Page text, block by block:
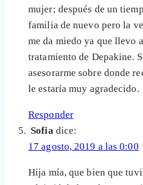
mujer; después de un
familia de nuevo pero la
me da miedo ya que llevo
tratamiento de Depakine.
asesorarme sobre donde
le estaría muy agradecido.
Responder
Sofia dice:
17 agosto, 2019 a las 0:00
Hija mía, que bien que